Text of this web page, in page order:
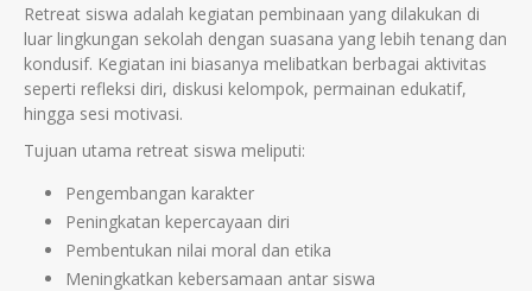
Retreat siswa adalah kegiatan pembinaan yang dilakukan di
luar lingkungan sekolah dengan suasana yang lebih tenang dan
kondusif. Kegiatan ini biasanya melibatkan berbagai aktivitas
seperti refleksi diri, diskusi kelompok, permainan edukatif,
hingga sesi motivasi.
Tujuan utama retreat siswa meliputi:
Pengembangan karakter
Peningkatan kepercayaan diri
Pembentukan nilai moral dan etika
Meningkatkan kebersamaan antar siswa